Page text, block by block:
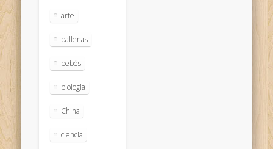
arte
ballenas
bebés
biologia
China
ciencia